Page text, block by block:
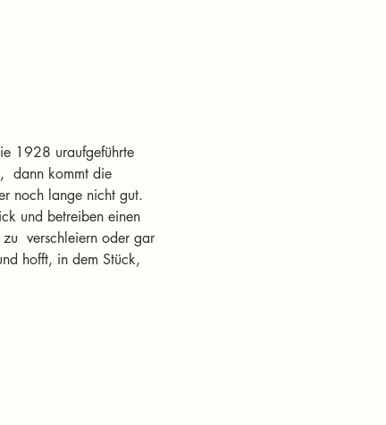
1928 uraufgeführte
dann kommt die
noch lange nicht gut.
und betreiben einen
verschleiern oder gar
hofft, in dem Stück,